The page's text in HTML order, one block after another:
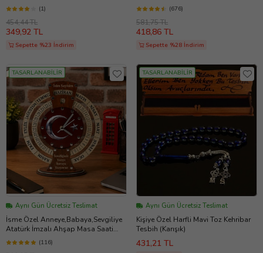
(1)
454,44 TL
349,92 TL
Sepette %23 İndirim
Tesbih [ 5 Renk ] Açık Mavi
(676)
581,75 TL
418,86 TL
Sepette %28 İndirim
TASARLANABİLİR
Aynı Gün Ücretsiz Teslimat
İsme Özel Anneye,Babaya,Sevgiliye
Atatürk İmzalı Ahşap Masa Saati
(Kırmızı-Beyaz)
(116)
TASARLANABİLİR
Aynı Gün Ücretsiz Teslimat
Kişiye Özel Harfli Mavi Toz Kehribar
Tesbih (Karışık)
431,21 TL